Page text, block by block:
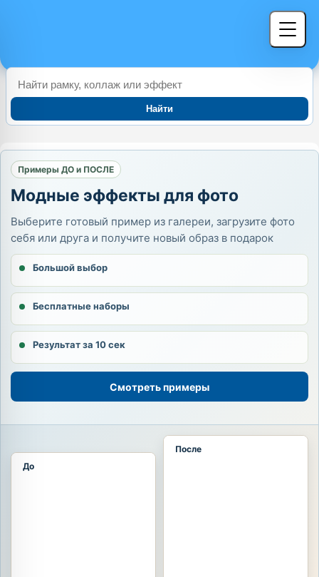
Найти
Примеры ДО и ПОСЛЕ
Модные эффекты для фото
Выберите готовый пример из галереи, загрузите фото
себя или друга и получите новый образ в подарок
Большой выбор
Бесплатные наборы
Результат за 10 сек
Смотреть примеры
До
После